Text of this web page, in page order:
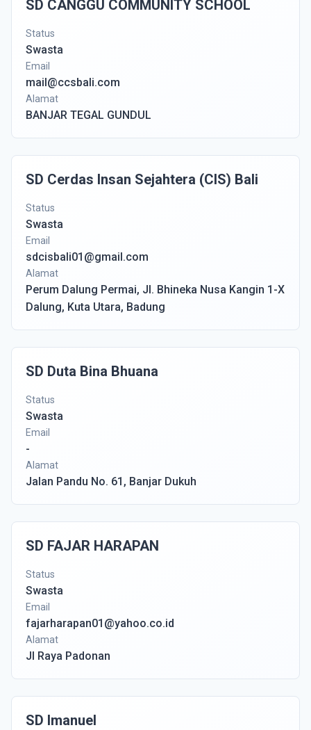
SD CANGGU COMMUNITY SCHOOL
Status
Swasta
Email
mail@ccsbali.com
Alamat
BANJAR TEGAL GUNDUL
SD Cerdas Insan Sejahtera (CIS) Bali
Status
Swasta
Email
sdcisbali01@gmail.com
Alamat
Perum Dalung Permai, Jl. Bhineka Nusa Kangin 1-X
Dalung, Kuta Utara, Badung
SD Duta Bina Bhuana
Status
Swasta
Email
-
Alamat
Jalan Pandu No. 61, Banjar Dukuh
SD FAJAR HARAPAN
Status
Swasta
Email
fajarharapan01@yahoo.co.id
Alamat
Jl Raya Padonan
SD Imanuel